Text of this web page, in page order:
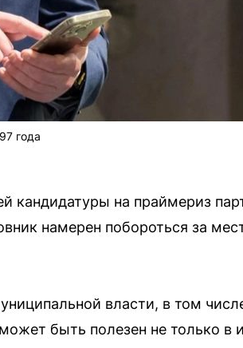
года
кандидатуры на праймериз
намерен побороться за
власти, в том
быть полезен не только в